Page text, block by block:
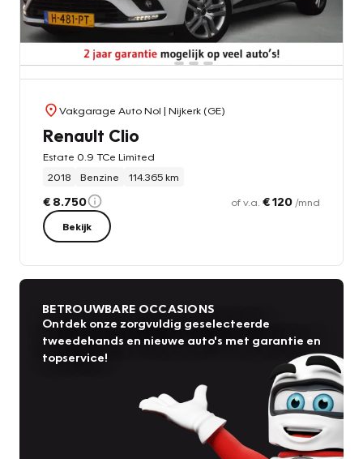
Vakgarage Auto Nol | Nijkerk (GE)
Renault Clio
Estate 0.9 TCe Limited
2018
Benzine 114.365 km
€ 8.750 of v.a. € 120 /mnd
Bekijk
BETROUWBARE OCCASIONS
Ontdek onze zorgvuldig geselecteerde
tweedehands en nieuwe auto's met garantie en
topservice!